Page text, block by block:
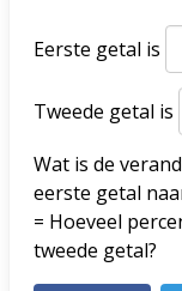
Eerste getal is
Tweede getal is
Wat is de
eerste getal
= Hoeveel
tweede getal?